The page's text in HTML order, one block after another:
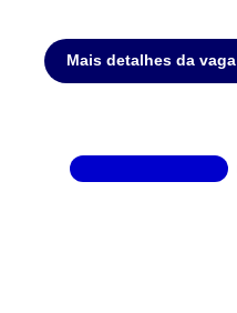
Mais detalhes da vaga